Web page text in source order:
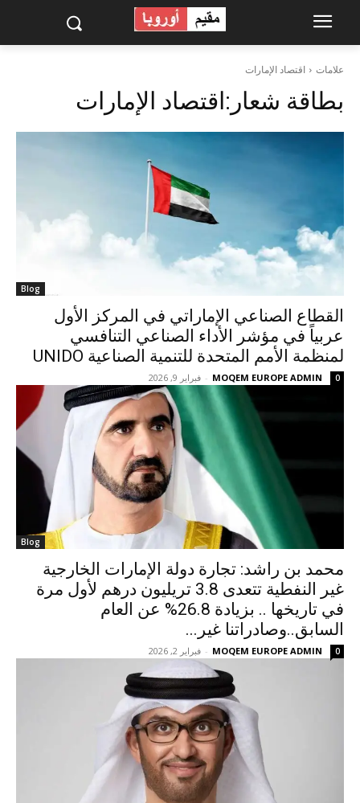
علامات اقتصاد الإمارات
بطاقة شعار:اقتصاد الإمارات
Blog
القطاع الصناعي الإماراتي في المركز الأول
عربياً في مؤشر الأداء الصناعي التنافسي
لمنظمة الأمم المتحدة للتنمية الصناعية UNIDO
MOQEM EUROPE ADMIN
- فبراير 9, 2026 0
Blog
محمد بن راشد: تجارة دولة الإمارات الخارجية
غير النفطية تتعدى 3.8 تريليون درهم لأول مرة
في تاريخها .. بزيادة 26.8% عن العام
السابق..وصادراتنا غير...
MOQEM EUROPE ADMIN
- فبراير 2, 2026 0